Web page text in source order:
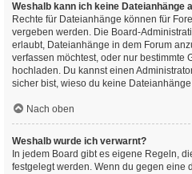
Weshalb kann ich keine Dateianhänge
Rechte für Dateianhänge können für
vergeben werden. Die Board-
erlaubt, Dateianhänge in dem Forum
verfassen möchtest, oder nur bestimmte
hochladen. Du kannst einen
sicher bist, wieso du keine
Nach oben
Weshalb wurde ich verwarnt?
In jedem Board gibt es eigene Regeln,
festgelegt werden. Wenn du gegen eine